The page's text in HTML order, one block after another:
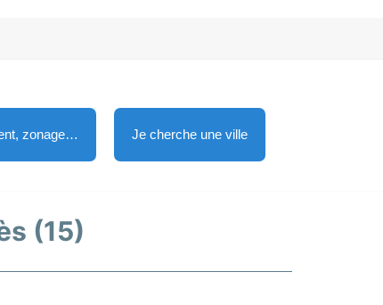
zonage… Je cherche une ville
(15)